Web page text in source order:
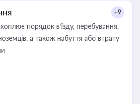
+9
порядок в’їзду, перебування,
а також набуття або втрату